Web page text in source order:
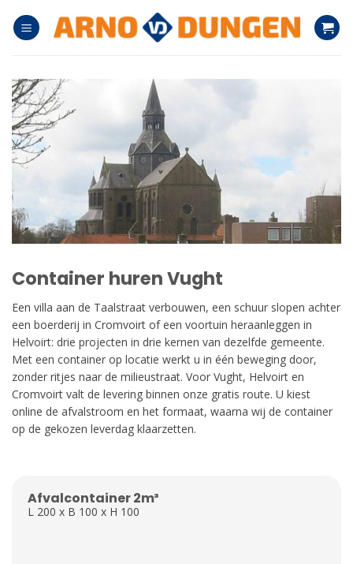
naar
Container huren Vught
Een villa aan de Taalstraat verbouwen, een schuur slopen achter
een boerderij in Cromvoirt of een voortuin heraanleggen in
Helvoirt: drie projecten in drie kernen van dezelfde gemeente.
Met een container op locatie werkt u in één beweging door,
zonder ritjes naar de milieustraat. Voor Vught, Helvoirt en
Cromvoirt valt de levering binnen onze gratis route. U kiest
online de afvalstroom en het formaat, waarna wij de container
op de gekozen leverdag klaarzetten.
Afvalcontainer 2m³
L 200 x B 100 x H 100